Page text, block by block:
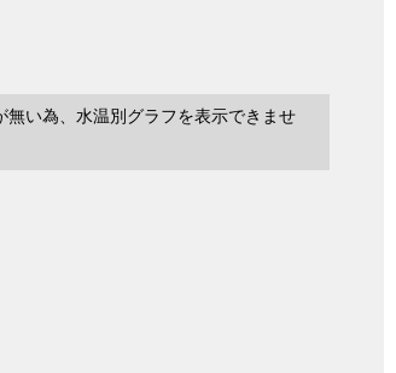
無い為、水温別グラフを表示できませ